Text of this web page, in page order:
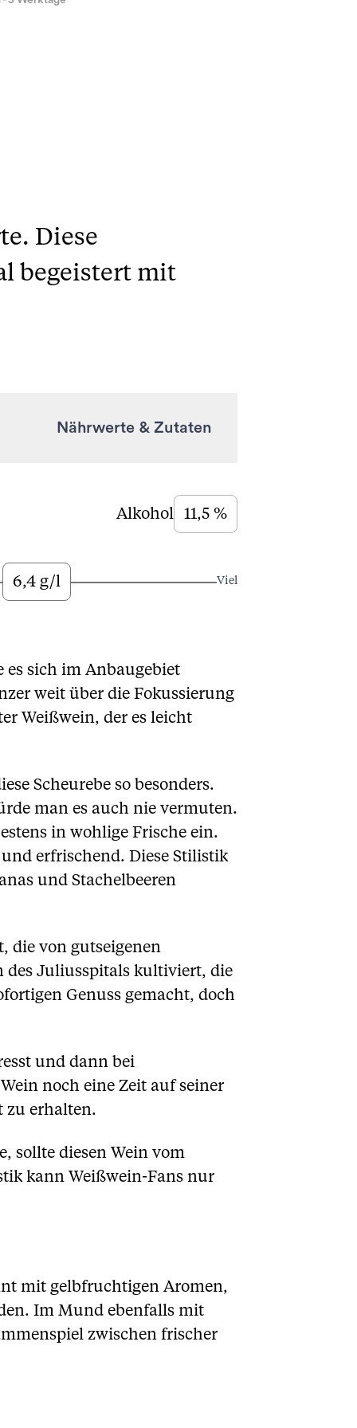
Diese
begeistert mit
Nährwerte & Zutaten
Alkohol 11,5 %
6,4 g/l Viel
es sich im Anbaugebiet
weit über die Fokussierung
Weißwein, der es leicht
Scheurebe so besonders.
man es auch nie vermuten.
in wohlige Frische ein.
erfrischend. Diese Stilistik
und Stachelbeeren
die von gutseigenen
des Juliusspitals kultiviert, die
Genuss gemacht, doch
und dann bei
noch eine Zeit auf seiner
zu erhalten.
sollte diesen Wein vom
kann Weißwein-Fans nur
mit gelbfruchtigen Aromen,
Im Mund ebenfalls mit
zwischen frischer